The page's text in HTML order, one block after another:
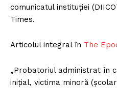
comunicatul instituţiei
Times.
Articolul integral în The
„Probatoriul administrat în
iniţial, victima minoră